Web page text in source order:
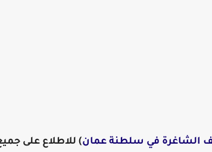
الشاغرة في سلطنة عمان) للاطلاع على